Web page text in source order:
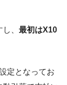
、 最初はX10
定となってお